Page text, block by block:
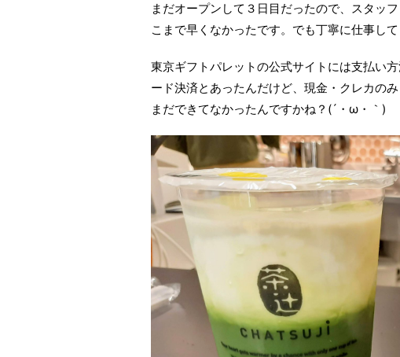
まだオープンして３日目だったので、スタッ
こまで早くなかったです。でも丁寧に仕事し
東京ギフトパレットの公式サイトには支払い
ード決済とあったんだけど、現金・クレカの
まだできてなかったんですかね？(´・ω・｀)